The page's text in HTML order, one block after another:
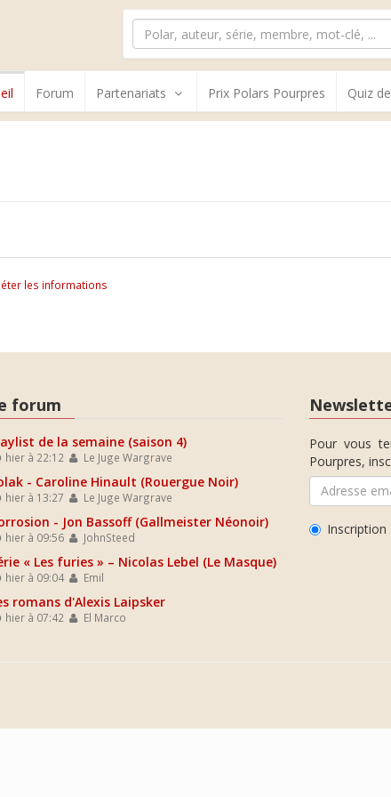
Forum Partenariats Prix Polars Pourpres Quiz
les informations
forum
de la semaine (saison 4)
hier à 22:12 Le Juge Wargrave
- Caroline Hinault (Rouergue Noir)
hier à 13:27 Le Juge Wargrave
- Jon Bassoff (Gallmeister Néonoir)
hier à 09:56 JohnSteed
« Les furies » – Nicolas Lebel (Le Masque)
hier à 09:04 Emil
romans d'Alexis Laipsker
hier à 07:42 El Marco
Pour vous
Pourpres,
Inscription